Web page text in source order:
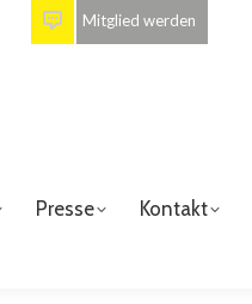
Mitglied werden
Presse Kontakt